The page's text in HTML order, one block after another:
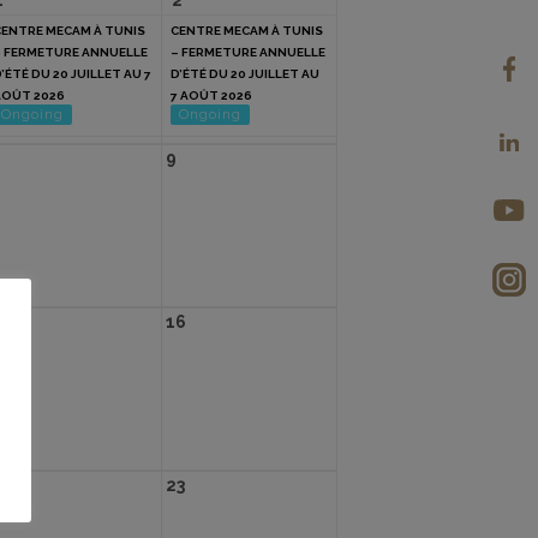
MECAM À TUNIS
FERMETURE ANNUELLE
DU 20 JUILLET AU 7
2026
Ongoing
MECAM À TUNIS
CENTRE MECAM À TUNIS
– FERMETURE ANNUELLE
D’ÉTÉ DU 20 JUILLET AU
7 AOÛT 2026
Ongoing
CENTRE MECAM À TUNIS
9
16
23